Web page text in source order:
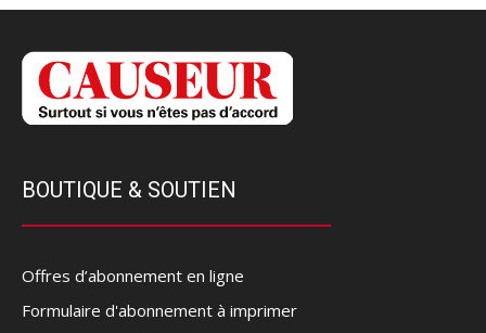
BOUTIQUE & SOUTIEN
Offres d’abonnement en ligne
Formulaire d'abonnement à imprimer